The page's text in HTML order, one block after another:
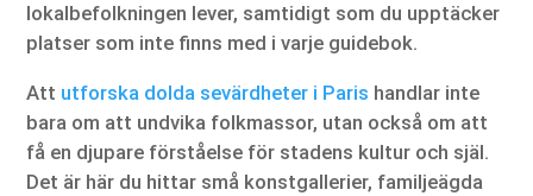
lokalbefolkningen lever, samtidigt som du upptäcker
platser som inte finns med i varje guidebok.
Att utforska dolda sevärdheter i Paris handlar inte
bara om att undvika folkmassor, utan också om att
få en djupare förståelse för stadens kultur och själ.
Det är här du hittar små konstgallerier, familjeägda